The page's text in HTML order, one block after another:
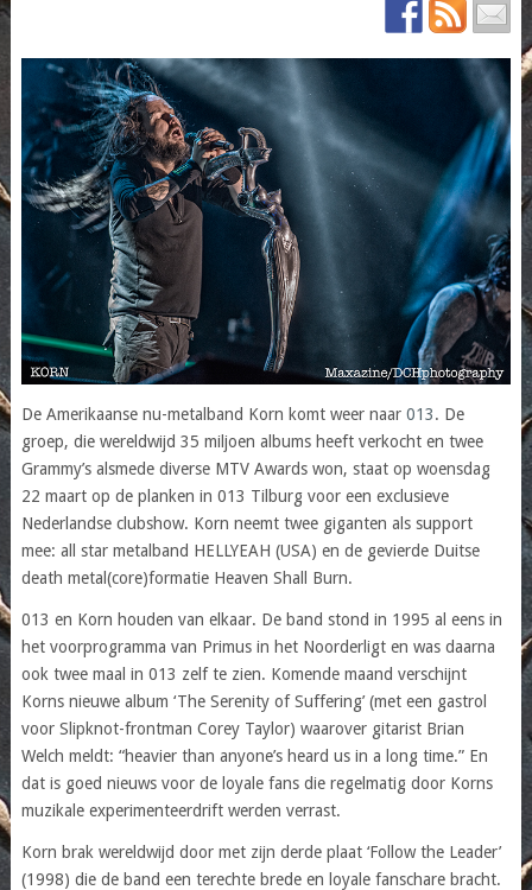
De Amerikaanse nu-metalband Korn komt weer naar 013. De
groep, die wereldwijd 35 miljoen albums heeft verkocht en twee
Grammy’s alsmede diverse MTV Awards won, staat op woensdag
22 maart op de planken in 013 Tilburg voor een exclusieve
Nederlandse clubshow. Korn neemt twee giganten als support
mee: all star metalband HELLYEAH (USA) en de gevierde Duitse
death metal(core)formatie Heaven Shall Burn.
013 en Korn houden van elkaar. De band stond in 1995 al eens in
het voorprogramma van Primus in het Noorderligt en was daarna
ook twee maal in 013 zelf te zien. Komende maand verschijnt
Korns nieuwe album ‘The Serenity of Suffering’ (met een gastrol
voor Slipknot-frontman Corey Taylor) waarover gitarist Brian
Welch meldt: “heavier than anyone’s heard us in a long time.” En
dat is goed nieuws voor de loyale fans die regelmatig door Korns
muzikale experimenteerdrift werden verrast.
Korn brak wereldwijd door met zijn derde plaat ‘Follow the Leader’
(1998) die de band een terechte brede en loyale fanschare bracht.